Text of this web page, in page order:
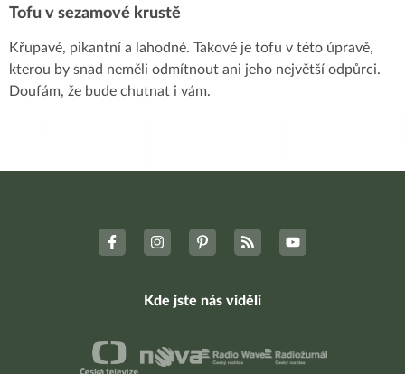
Tofu v sezamové krustě
Křupavé, pikantní a lahodné. Takové je tofu v této úpravě,
kterou by snad neměli odmítnout ani jeho největší odpůrci.
Doufám, že bude chutnat i vám.
Kde jste nás viděli